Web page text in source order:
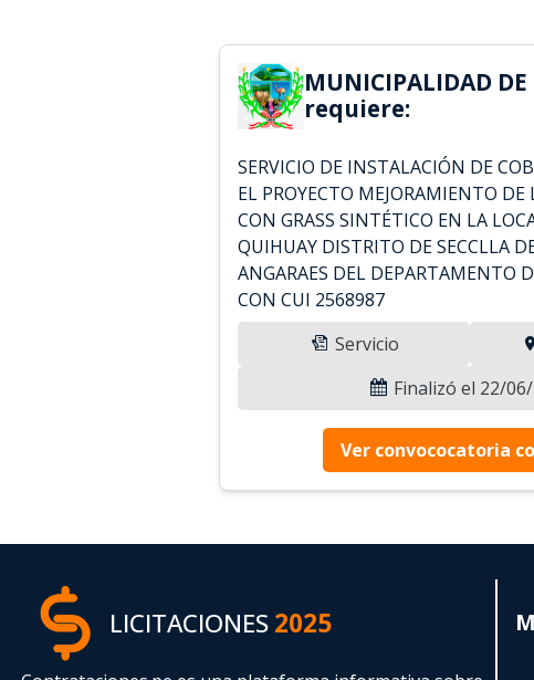
MUNICIPALIDAD DE
requiere:
SERVICIO DE INSTALACIÓN DE
EL PROYECTO MEJORAMIENTO DE
CON GRASS SINTÉTICO EN LA
QUIHUAY DISTRITO DE SECCLLA
ANGARAES DEL DEPARTAMENTO
CON CUI 2568987
Servicio
Finalizó el 22/
Ver convococatoria
LICITACIONES2025